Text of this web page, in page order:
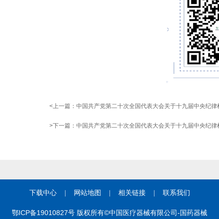
<上一篇： 中国共产党第二十次全国代表大会关于十九届中央纪
>下一篇： 中国共产党第二十次全国代表大会关于十九届中央纪
下载中心 网站地图 相关链接 联系我们
鄂ICP备19010827号 版权所有©中国医疗器械有限公司-国药器械